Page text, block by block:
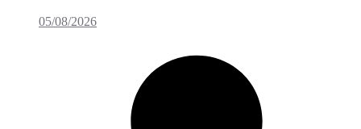
05/08/2026